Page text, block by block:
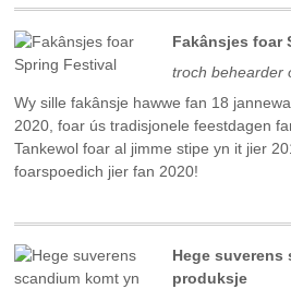
Fakânsjes foar
troch behearder
Wy sille fakânsje hawwe fan 18
2020, foar ús tradisjonele feestdagen
Tankewol foar al jimme stipe yn it jier
foarspoedich jier fan 2020!
Hege suverens
produksje